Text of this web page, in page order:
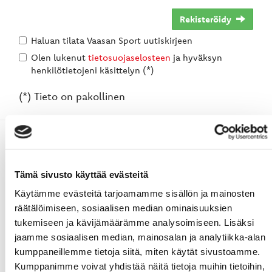
Tämä sivusto käyttää evästeitä
Käytämme evästeitä tarjoamamme sisällön ja mainosten
räätälöimiseen, sosiaalisen median ominaisuuksien
tukemiseen ja kävijämäärämme analysoimiseen. Lisäksi
jaamme sosiaalisen median, mainosalan ja analytiikka-alan
kumppaneillemme tietoja siitä, miten käytät sivustoamme.
Kumppanimme voivat yhdistää näitä tietoja muihin tietoihin,
Rekisteröidy
Haluan tilata Vaasan Sport uutiskirjeen
Olen lukenut tietosuojaselosteen ja hyväksyn
henkilötietojeni käsittelyn (*)
(*) Tieto on pakollinen